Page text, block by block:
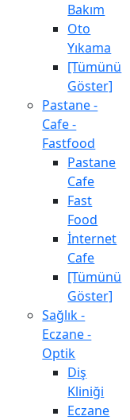
Bakım
Oto
Yıkama
[Tümünü
Göster]
Pastane -
Cafe -
Fastfood
Pastane
Cafe
Fast
Food
İnternet
Cafe
[Tümünü
Göster]
Sağlık -
Eczane -
Optik
Diş
Kliniği
Eczane